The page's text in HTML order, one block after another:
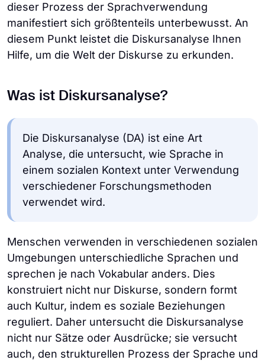
dieser Prozess der Sprachverwendung
manifestiert sich größtenteils unterbewusst. An
diesem Punkt leistet die Diskursanalyse Ihnen
Hilfe, um die Welt der Diskurse zu erkunden.
Was ist Diskursanalyse?
Die Diskursanalyse (DA) ist eine Art
Analyse, die untersucht, wie Sprache in
einem sozialen Kontext unter Verwendung
verschiedener Forschungsmethoden
verwendet wird.
Menschen verwenden in verschiedenen sozialen
Umgebungen unterschiedliche Sprachen und
sprechen je nach Vokabular anders. Dies
konstruiert nicht nur Diskurse, sondern formt
auch Kultur, indem es soziale Beziehungen
reguliert. Daher untersucht die Diskursanalyse
nicht nur Sätze oder Ausdrücke; sie versucht
auch, den strukturellen Prozess der Sprache und